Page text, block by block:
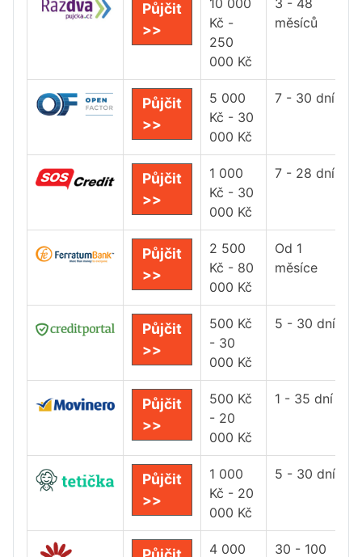
Půjčit
>>
10 000
Kč -
250
000 Kč
3 - 48
měsíců
Půjčit
>>
5 000
Kč - 30
000 Kč
7 - 30 dní
Půjčit
>>
1 000
Kč - 30
000 Kč
7 - 28 dní
Půjčit
>>
2 500
Kč - 80
000 Kč
Od 1
měsíce
Půjčit
>>
500 Kč
- 30
000 Kč
5 - 30 dní
Půjčit
>>
500 Kč
- 20
000 Kč
1 - 35 dní
Půjčit
>>
1 000
Kč - 20
000 Kč
5 - 30 dní
4 000 30 - 100